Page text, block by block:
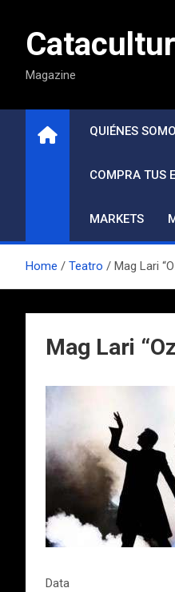
contenido
Magazine
QUIÉNES
COMPRA TUS
MARKETS
Home Teatro Mag Lari
Mag Lari
Data